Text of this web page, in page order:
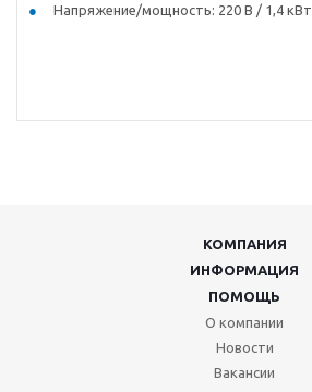
Напряжение/мощность: 220 В / 1,4 кВт
КОМПАНИЯ
ИНФОРМАЦИЯ
ПОМОЩЬ
О компании
Новости
Вакансии